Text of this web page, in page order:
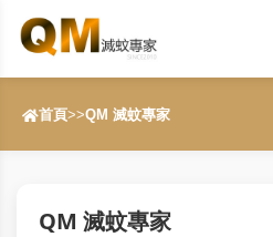
首頁>>QM 滅蚊專家
QM 滅蚊專家